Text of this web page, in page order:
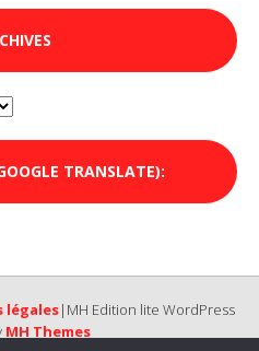
TRANSLATE):
légales|MH Edition lite WordPress
MH Themes